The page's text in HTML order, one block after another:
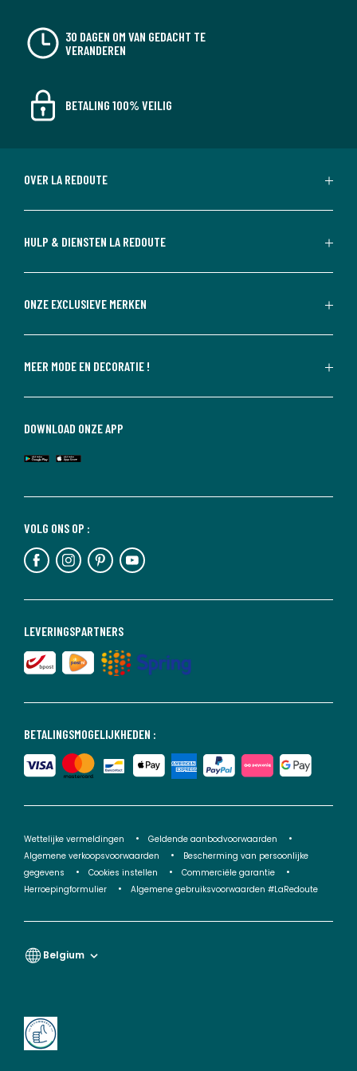
30 DAGEN OM VAN GEDACHT TE
VERANDEREN
BETALING 100% VEILIG
OVER LA REDOUTE
HULP & DIENSTEN LA REDOUTE
ONZE EXCLUSIEVE MERKEN
MEER MODE EN DECORATIE !
BETALINGSMOGELIJKHEDEN :
LEVERINGSPARTNERS
VOLG ONS OP :
DOWNLOAD ONZE APP
Wettelijke vermeldingen
Geldende aanbodvoorwaarden
Algemene verkoopsvoorwaarden
Bescherming van persoonlijke
gegevens
Cookies instellen
Commerciële garantie
Herroepingformulier
Algemene gebruiksvoorwaarden #LaRedoute
Belgium